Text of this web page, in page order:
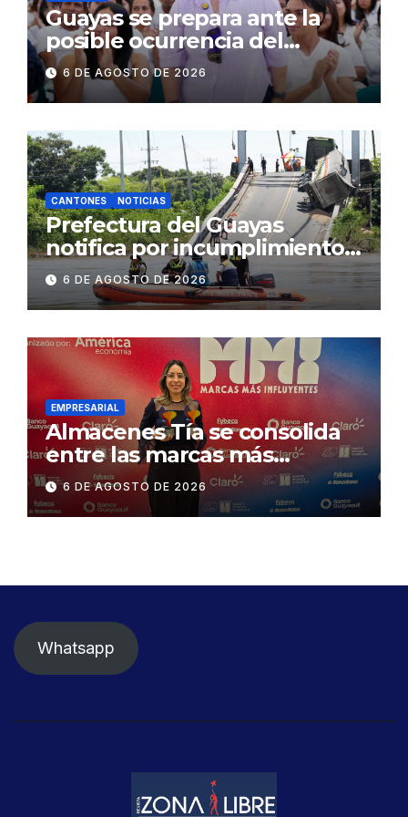
Guayas se prepara ante la
posible ocurrencia del
fenómeno de El Niño:
Gobierno Nacional capacita a
2.500 jóvenes
6 DE AGOSTO DE 2026
CANTONES NOTICIAS
Prefectura del Guayas
notifica por incumplimiento
contractual a la
Concesionaria CONORTE y
exige celeridad en
desmontaje del puente
Gonzalo Icaza Cornejo, en
Daule
6 DE AGOSTO DE 2026
EMPRESARIAL
Almacenes Tía se consolida
entre las marcas más
influyentes del Ecuador
6 DE AGOSTO DE 2026
Whatsapp